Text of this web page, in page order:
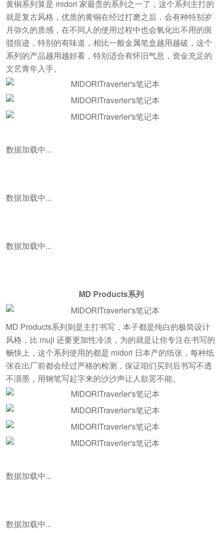
黄铜系列算是 midori 家最贵的系列之一了，这个系列主打的
就是复古风格，优质的黄铜在经过打磨之后，会有种特别岁
月弥久的质感，在不同人的使用过程中也会氧化出不用的斑
驳痕迹，特别的有味道，相比一般金属笔盒越用越破，这个
系列的产品越用越好看，特别适合有怀旧气息，资金充足的
文艺青年入手。
数据加载中...
数据加载中...
数据加载中...
MD Products系列
MD Products系列则是主打书写，本子都是纯白的极简设计
风格，比 muji 还要更加性冷淡，为的就是让你专注在书写的
畅快上，这个系列使用的都是 midori 日本产的纸张，每种纸
张在出厂前都会经过严格的检测，保证咱们买到后书写不透
不洇墨，用钢笔写起字来的沙沙声让人欲罢不能。
数据加载中...
数据加载中...